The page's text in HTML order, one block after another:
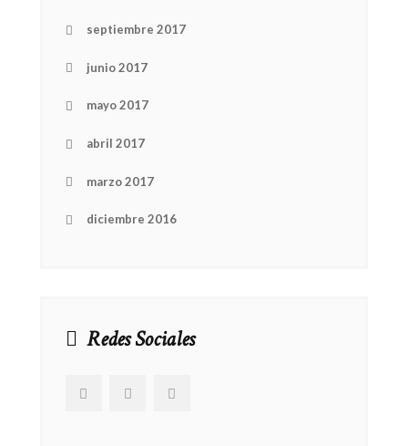
septiembre 2017
junio 2017
mayo 2017
abril 2017
marzo 2017
diciembre 2016
Redes Sociales